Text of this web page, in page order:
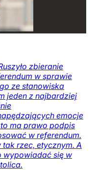
zbieranie
w sprawie
ze stanowiska
jeden z najbardziej
emocje
ma prawo podpis
w referendum.
rzec, etycznym. A
wypowiadać się w